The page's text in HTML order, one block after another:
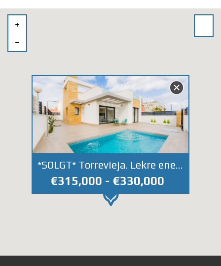
*SOLGT* Torrevieja. Lekre eneboliger på et plan med privat basseng.
€315,000 - €330,000